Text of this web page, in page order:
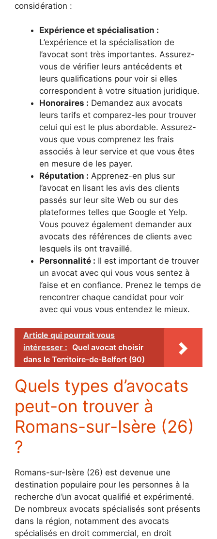
considération :
Expérience et spécialisation :
L’expérience et la spécialisation de
l’avocat sont très importantes. Assurez-
vous de vérifier leurs antécédents et
leurs qualifications pour voir si elles
correspondent à votre situation juridique.
Honoraires : Demandez aux avocats
leurs tarifs et comparez-les pour trouver
celui qui est le plus abordable. Assurez-
vous que vous comprenez les frais
associés à leur service et que vous êtes
en mesure de les payer.
Réputation : Apprenez-en plus sur
l’avocat en lisant les avis des clients
passés sur leur site Web ou sur des
plateformes telles que Google et Yelp.
Vous pouvez également demander aux
avocats des références de clients avec
lesquels ils ont travaillé.
Personnalité : Il est important de trouver
un avocat avec qui vous vous sentez à
l’aise et en confiance. Prenez le temps de
rencontrer chaque candidat pour voir
avec qui vous vous entendez le mieux.
Article qui pourrait vous
intéresser : Quel avocat choisir
dans le Territoire-de-Belfort (90)
Quels types d’avocats
peut-on trouver à
Romans-sur-Isère (26)
?
Romans-sur-Isère (26) est devenue une
destination populaire pour les personnes à la
recherche d’un avocat qualifié et expérimenté.
De nombreux avocats spécialisés sont présents
dans la région, notamment des avocats
spécialisés en droit commercial, en droit